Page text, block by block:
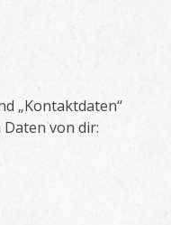
„Kontaktdaten“
von dir: